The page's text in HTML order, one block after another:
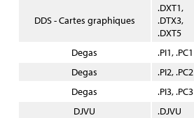
DDS - Cartes graphiques
.DXT1,
.DTX3,
.DXT5
Degas
.PI1, .PC1
Degas
.PI2, .PC2
Degas
.PI3, .PC3
DJVU
.DJVU